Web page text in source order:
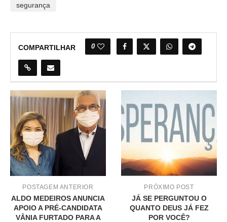
segurança
COMPARTILHAR 0
POSTAGEM ANTERIOR
ALDO MEDEIROS ANUNCIA
APOIO A PRÉ-CANDIDATA
VÂNIA FURTADO PARA A
PRÓXIMO POST
JÁ SE PERGUNTOU O
QUANTO DEUS JÁ FEZ
POR VOCÊ?